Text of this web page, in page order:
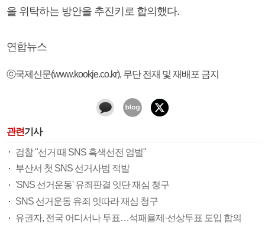
을 위탁하는 방안을 추진키로 합의했다.
연합뉴스
ⓒ국제신문(www.kookje.co.kr), 무단 전재 및 재배포 금지
관련기사
검찰 "선거 때 SNS 흑색선전 엄벌"
부산서 첫 SNS 선거사범 적발
'SNS 선거운동' 유죄판결 잇단 재심 청구
SNS 선거운동 유죄 잇따라 재심 청구
유권자, 전국 어디서나 투표…석패율제·선상투표 도입 합의